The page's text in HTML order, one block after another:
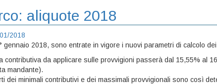
aliquote 2018
2018
gennaio 2018, sono entrate in vigore i nuovi parametri di calcolo
contributiva da applicare sulle provvigioni passerà dal 15,55% al
mandante).
dei minimali contributivi e dei massimali provvigionali sono così